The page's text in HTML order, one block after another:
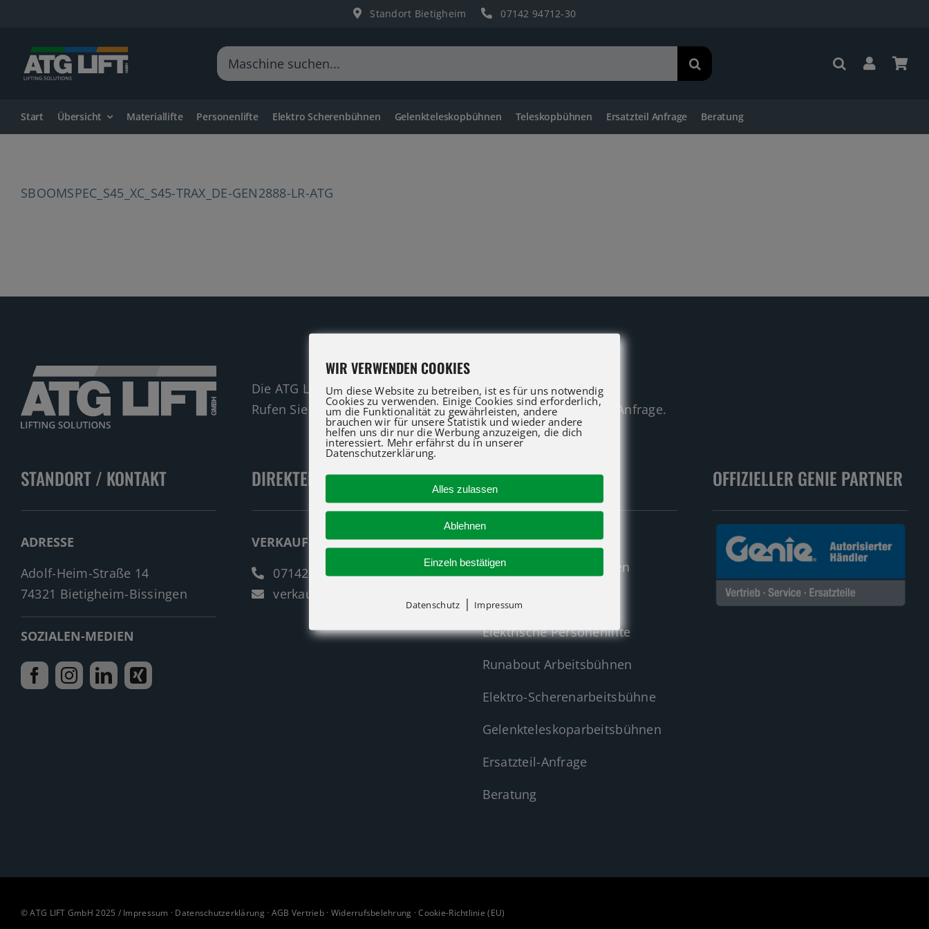
springen
Standort Bietigheim 07142 94712-30
Suche
nach:
Start Übersicht Materiallifte Personenlifte Elektro Scherenbühnen Gelenkteleskopbühnen Teleskopbühnen Ersatzteil Anfrage Beratung
SBOOMSPEC_S45_XC_S45-TRAX_DE-GEN2888-LR-ATG
Die ATG LIFT Profis für Verkauf und Service beraten Sie gerne.
Rufen Sie an oder nutzen Sie unser Kontaktformular für eine Anfrage.
STANDORT / KONTAKT
ADRESSE
Adolf-Heim-Straße 14
74321 Bietigheim-Bissingen
SOZIALEN-MEDIEN
DIREKTER-KONTAKT
VERKAUF
07142 94712-30
verkauf@atglift.de
NAVIGATION
Startseite
Genie Maschinen kaufen
Manuelle Materiallifte
Elektrische Personenlifte
Runabout Arbeitsbühnen
Elektro-Scherenarbeitsbühne
Gelenkteleskoparbeitsbühnen
Ersatzteil-Anfrage
Beratung
OFFIZIELLER GENIE PARTNER
© ATG LIFT GmbH 2025 / Impressum · Datenschutzerklärung · AGB Vertrieb· Widerrufsbelehrung ·Cookie-Richtlinie (EU)
WIR VERWENDEN COOKIES
Um diese Website zu betreiben, ist es für uns notwendig
Cookies zu verwenden. Einige Cookies sind erforderlich,
um die Funktionalität zu gewährleisten, andere
brauchen wir für unsere Statistik und wieder andere
helfen uns dir nur die Werbung anzuzeigen, die dich
interessiert. Mehr erfährst du in unserer
Datenschutzerklärung.
Alles zulassen
Ablehnen
Einzeln bestätigen
Datenschutz | Impressum